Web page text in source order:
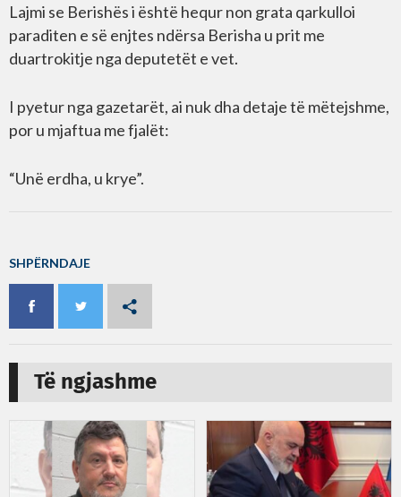
Lajmi se Berishës i është hequr non grata qarkulloi
paraditen e së enjtes ndërsa Berisha u prit me
duartrokitje nga deputetët e vet.
I pyetur nga gazetarët, ai nuk dha detaje të mëtejshme,
por u mjaftua me fjalët:
“Unë erdha, u krye”.
SHPËRNDAJE
Të ngjashme